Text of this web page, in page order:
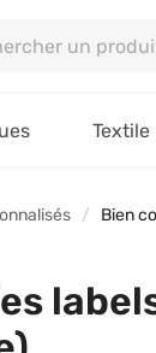
Textile
Bien